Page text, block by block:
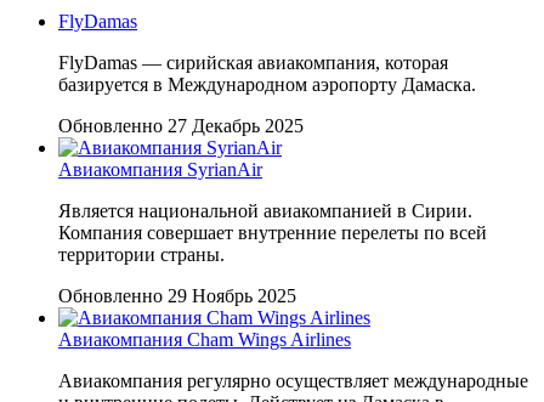
FlyDamas
FlyDamas — сирийская авиакомпания, которая
базируется в Международном аэропорту Дамаска.
Обновленно 27 Декабрь 2025
Авиакомпания SyrianAir
Является национальной авиакомпанией в Сирии.
Компания совершает внутренние перелеты по всей
территории страны.
Обновленно 29 Ноябрь 2025
Авиакомпания Cham Wings Airlines
Авиакомпания регулярно осуществляет международные